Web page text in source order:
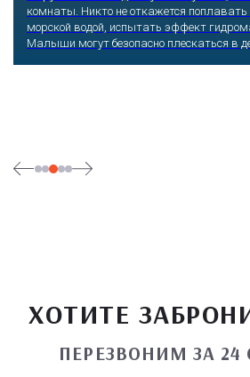
любимых героев русского фольклора,
сколько душе угодно кататься на
уровня. Гости участвуют в
ХОТИТЕ
ПЕРЕЗВОНИМ ЗА